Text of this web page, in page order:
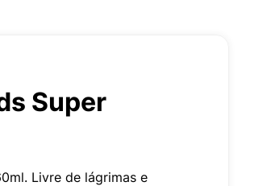
Super
Livre de lágrimas e